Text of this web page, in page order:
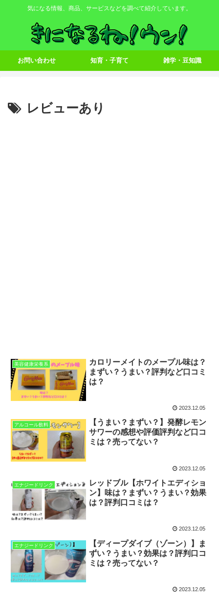
気になる情報、商品、サービスなどを調べて紹介しています。
お問い合わせ 知育・子育て 雑学・豆知識
レビューあり
美容健康栄養系
カロリーメイトのメープル味は？
まずい？うまい？評判など口コミ
は？
2023.12.05
アルコール飲料
【うまい？まずい？】発酵レモン
サワーの感想や評価評判など口コ
ミは？売ってない？
2023.12.05
エナジードリンク
レッドブル【ホワイトエディショ
ン】味は？まずい？うまい？効果
は？評判口コミは？
2023.12.05
エナジードリンク
【ディープダイブ（ゾーン）】ま
ずい？うまい？効果は？評判口コ
ミは？売ってない？
2023.12.05